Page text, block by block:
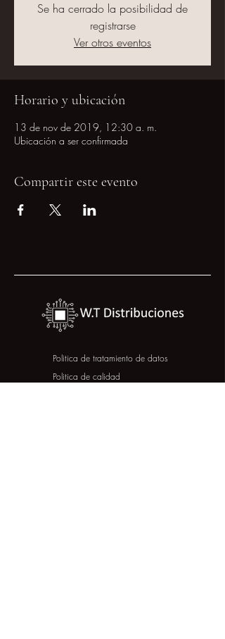
Se ha cerrado la posibilidad de
registrarse
Ver otros eventos
Horario y ubicación
13 de nov de 2019, 12:30 a. m.
Ubicación a ser confirmada
Compartir este evento
Politica de tratamiento de datos
Politica de calidad